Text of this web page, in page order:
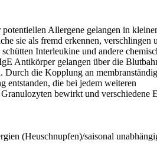
Allergene gelangen in
sie als fremd erkennen, verschlingen
Interleukine und andere
Antikörper gelangen über die
. Durch die Kopplung an
entstanden, die bei jedem weiteren
Granulozyten bewirkt und verschiedene
(Heuschnupfen)/saisonal